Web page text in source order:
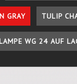
GRAY TULIP
WG 24 AUF